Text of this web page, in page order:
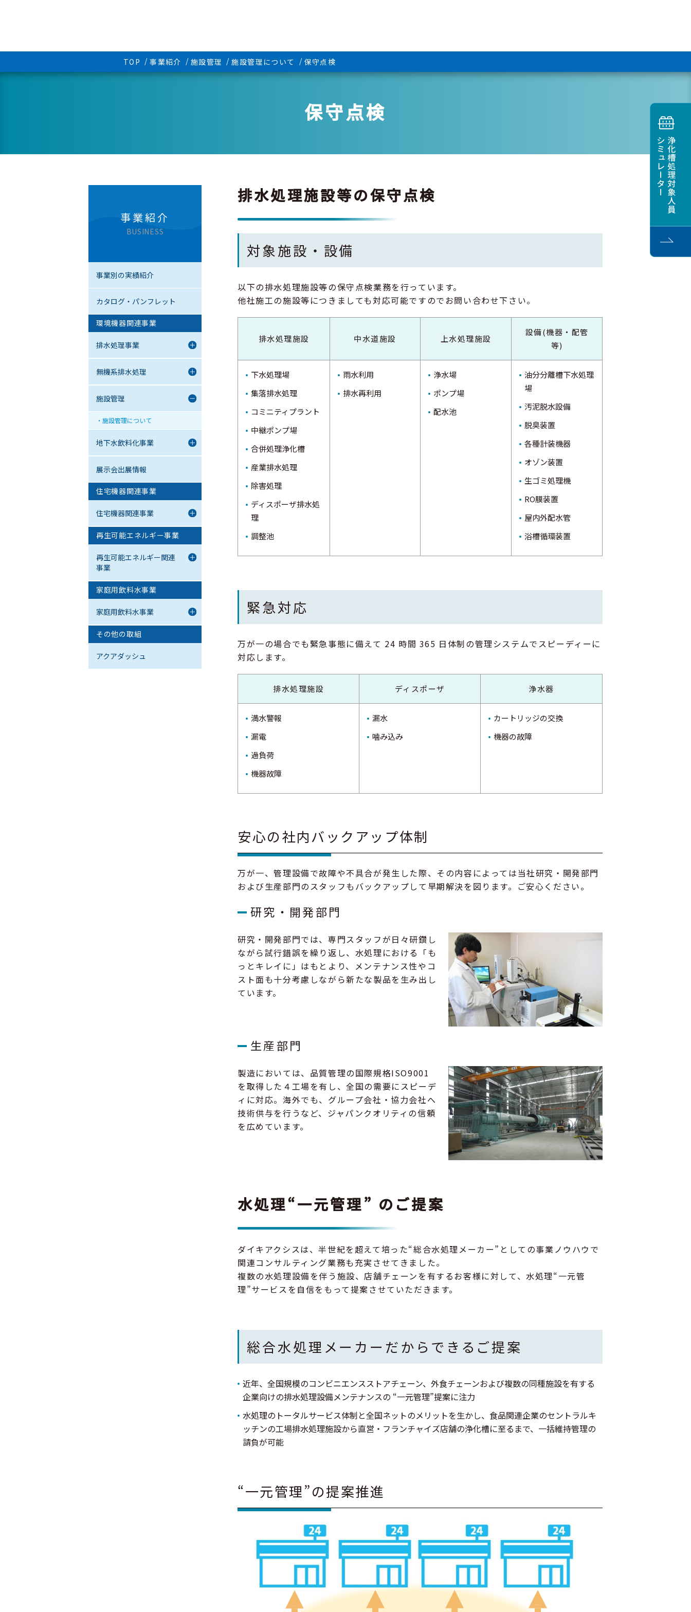
TOP 事業紹介 施設管理 施設管理について 保守点検
保守点検
事業紹介
BUSINESS
事業別の実績紹介
カタログ・パンフレット
環境機器関連事業
排水処理事業
無機系排水処理
施設管理
施設管理について
地下水飲料化事業
展示会出展情報
住宅機器関連事業
住宅機器関連事業
再生可能エネルギー事業
再生可能エネルギー関連
事業
家庭用飲料水事業
家庭用飲料水事業
その他の取組
アクアダッシュ
排水処理施設等の保守点検
対象施設・設備
以下の排水処理施設等の保守点検業務を行っています。
他社施工の施設等につきましても対応可能ですのでお問い合わせ下さい。
排水処理施設 中水道施設 上水処理施設
設備(機器・配管
等)
下水処理場
集落排水処理
コミニティプラント
中継ポンプ場
合併処理浄化槽
産業排水処理
除害処理
ディスポーザ排水処
理
調整池
雨水利用
排水再利用
浄水場
ポンプ場
配水池
油分分離槽下水処理
場
汚泥脱水設備
脱臭装置
各種計装機器
オゾン装置
生ゴミ処理機
RO膜装置
屋内外配水管
浴槽循環装置
緊急対応
万が一の場合でも緊急事態に備えて 24 時間 365 日体制の管理システムでスピーディーに
対応します。
排水処理施設 ディスポーザ 浄水器
満水警報
漏電
過負荷
機器故障
漏水
噛み込み
カートリッジの交換
機器の故障
安⼼の社内バックアップ体制
万が⼀、管理設備で故障や不具合が発⽣した際、その内容によっては当社研究・開発部⾨
および⽣産部⾨のスタッフもバックアップして早期解決を図ります。ご安⼼ください。
研究・開発部⾨
研究・開発部⾨では、専⾨スタッフが⽇々研鑽し
ながら試⾏錯誤を繰り返し、⽔処理における「も
っとキレイに」はもとより、メンテナンス性やコ
スト⾯も⼗分考慮しながら新たな製品を⽣み出し
ています。
⽣産部⾨
製造においては、品質管理の国際規格ISO9001
を取得した４⼯場を有し、全国の需要にスピーデ
ィに対応。海外でも、グループ会社・協⼒会社へ
技術供与を⾏うなど、ジャパンクオリティの信頼
を広めています。
⽔処理“⼀元管理” のご提案
ダイキアクシスは、半世紀を超えて培った“総合⽔処理メーカー”としての事業ノウハウで
関連コンサルティング業務も充実させてきました。
複数の⽔処理設備を伴う施設、店舗チェーンを有するお客様に対して、⽔処理“⼀元管
理”サービスを⾃信をもって提案させていただきます。
総合⽔処理メーカーだからできるご提案
近年、全国規模のコンビニエンスストアチェーン、外⾷チェーンおよび複数の同種施設を有する
企業向けの排⽔処理設備メンテナンスの “⼀元管理”提案に注⼒
⽔処理のトータルサービス体制と全国ネットのメリットを⽣かし、⾷品関連企業のセントラルキ
ッチンの⼯場排⽔処理施設から直営・フランチャイズ店舗の浄化槽に⾄るまで、⼀括維持管理の
請負が可能
“⼀元管理”の提案推進